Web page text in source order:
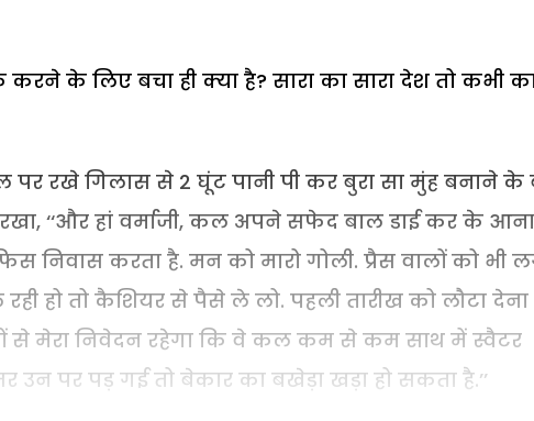
के लिए बचा ही क्या है? सारा का सारा देश तो कभी
रखे गिलास से 2 घूंट पानी पी कर बुरा सा मुंह बनाने के
‘‘और हां वर्माजी, कल अपने सफेद बाल डाई कर के
निवास करता है. मन को मारो गोली. प्रैस वालों को भी
हो तो कैशियर से पैसे ले लो. पहली तारीख को लौटा देना
से मेरा निवेदन रहेगा कि वे कल कम से कम साथ में स्वैटर
पर पड़ गई तो बेकार का बखेड़ा खड़ा हो सकता है.’’